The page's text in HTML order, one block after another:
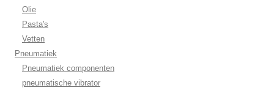
Olie
Pasta's
Vetten
Pneumatiek
Pneumatiek componenten
pneumatische vibrator